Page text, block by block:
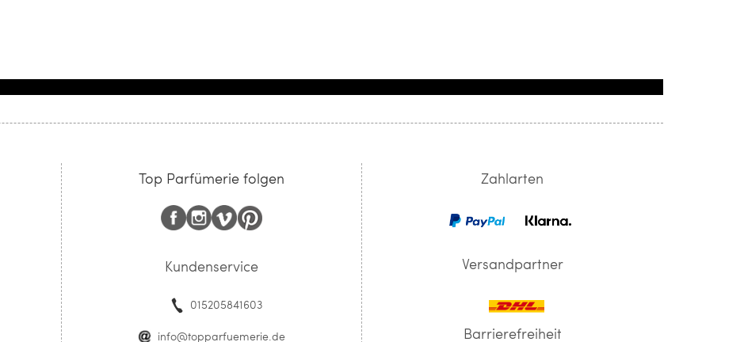
Top Parfümerie folgen
Kundenservice
015205841603
info@topparfuemerie.de
Zahlarten
Versandpartner
Barrierefreiheit